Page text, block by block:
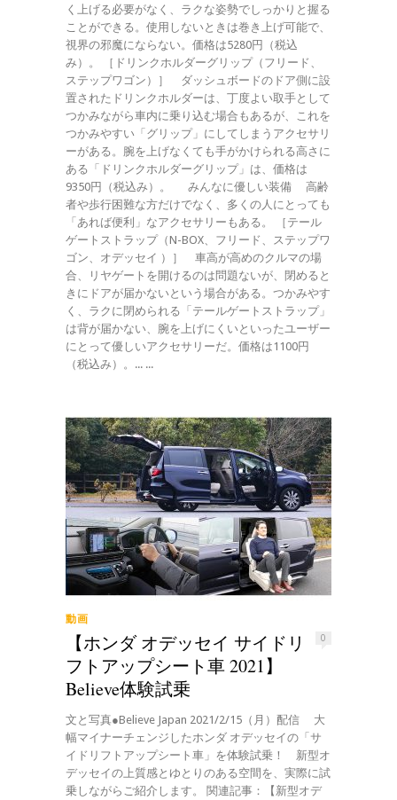
く上げる必要がなく、ラクな姿勢でしっかりと握る
ことができる。使用しないときは巻き上げ可能で、
視界の邪魔にならない。価格は5280円（税込
み）。 ［ドリンクホルダーグリップ（フリード、
ステップワゴン）］ ダッシュボードのドア側に設
置されたドリンクホルダーは、丁度よい取手として
つかみながら車内に乗り込む場合もあるが、これを
つかみやすい「グリップ」にしてしまうアクセサリ
ーがある。腕を上げなくても手がかけられる高さに
ある「ドリンクホルダーグリップ」は、価格は
9350円（税込み）。 みんなに優しい装備 高齢
者や歩行困難な方だけでなく、多くの人にとっても
「あれば便利」なアクセサリーもある。 ［テール
ゲートストラップ（N-BOX、フリード、ステップワ
ゴン、オデッセイ ）］ 車高が高めのクルマの場
合、リヤゲートを開けるのは問題ないが、閉めると
きにドアが届かないという場合がある。つかみやす
く、ラクに閉められる「テールゲートストラップ」
は背が届かない、腕を上げにくいといったユーザー
にとって優しいアクセサリーだ。価格は1100円
（税込み）。... ...
動画
0
【ホンダ オデッセイ サイドリ
フトアップシート車 2021】
Believe体験試乗
文と写真●Believe Japan 2021/2/15（月）配信 大
幅マイナーチェンジしたホンダ オデッセイの「サ
イドリフトアップシート車」を体験試乗！ 新型オ
デッセイの上質感とゆとりのある空間を、実際に試
乗しながらご紹介します。 関連記事：【新型オデ